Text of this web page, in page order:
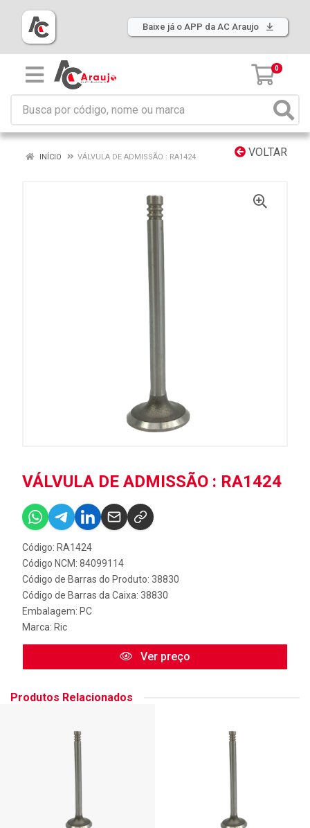
Baixe já o APP da AC Araujo
0
VOLTAR
INÍCIO VÁLVULA DE ADMISSÃO : RA1424
VÁLVULA DE ADMISSÃO : RA1424
Código: RA1424
Código NCM: 84099114
Código de Barras do Produto: 38830
Código de Barras da Caixa: 38830
Embalagem: PC
Marca: Ric
Ver preço
Produtos Relacionados